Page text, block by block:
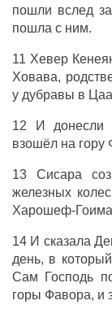
пошли вслед
пошла с ним.
11 Хевер
Ховава,
у дубравы в
12 И донесли
взошёл на гору
13 Сисара
железных
Харошеф-Гоима
14 И сказала
день, в
Сам Господь
горы Фавора, и